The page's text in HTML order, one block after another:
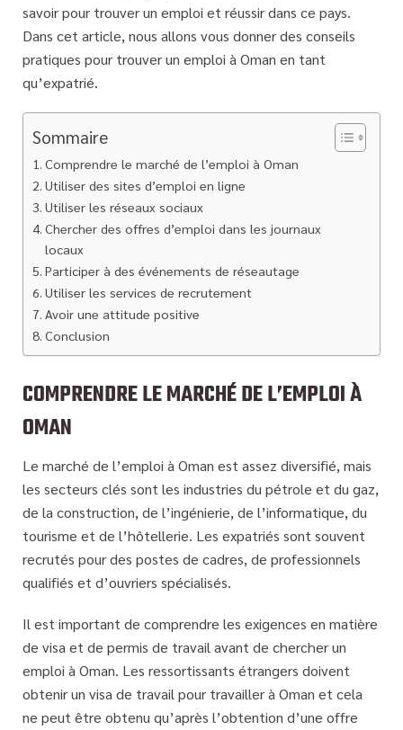
savoir pour trouver un emploi et réussir dans ce pays.
Dans cet article, nous allons vous donner des conseils
pratiques pour trouver un emploi à Oman en tant
qu’expatrié.
Sommaire
Comprendre le marché de l’emploi à Oman
Utiliser des sites d’emploi en ligne
Utiliser les réseaux sociaux
Chercher des offres d’emploi dans les journaux
locaux
Participer à des événements de réseautage
Utiliser les services de recrutement
Avoir une attitude positive
Conclusion
COMPRENDRE LE MARCHÉ DE L’EMPLOI À
OMAN
Le marché de l’emploi à Oman est assez diversifié, mais
les secteurs clés sont les industries du pétrole et du gaz,
de la construction, de l’ingénierie, de l’informatique, du
tourisme et de l’hôtellerie. Les expatriés sont souvent
recrutés pour des postes de cadres, de professionnels
qualifiés et d’ouvriers spécialisés.
Il est important de comprendre les exigences en matière
de visa et de permis de travail avant de chercher un
emploi à Oman. Les ressortissants étrangers doivent
obtenir un visa de travail pour travailler à Oman et cela
ne peut être obtenu qu’après l’obtention d’une offre